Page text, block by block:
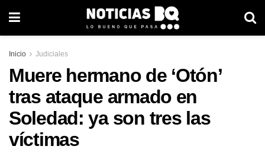
Inicio Judiciales
Muere hermano de ‘Otón’
tras ataque armado en
Soledad: ya son tres las
víctimas